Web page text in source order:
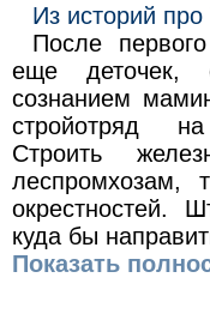
Из историй про
После
еще деточек,
сознанием
стройотряд
Строить
окрестностей.
куда бы
Показать